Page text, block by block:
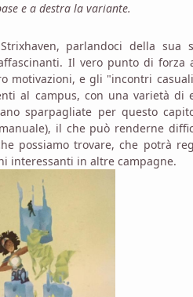
e a destra la variante.
parlandoci della sua
Il vero punto di forza
motivazioni, e gli "incontri
al campus, con una varietà di
sparpagliate per questo
il che può renderne
possiamo trovare, che potrà
interessanti in altre campagne.